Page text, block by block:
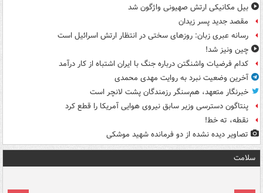
بیل مکانیکی ارتش صهیونی واژگون شد
مقصد جدید پسر زیدان
رسانه عبری زبان: روزهای سختی در انتظار ارتش اسرائیل است
چین ونیز شد!
کدام فرضیات واشنگتن درباره جنگ با ایران اشتباه از کار درآمد
آخرین وضعیت نبرد به روایت مهدی محمدی
خبرنگار متعهد، هم‌سنگر رزمندگان پشت لانچر است
پنتاگون دسترسی وزیر سابق نیروی هوایی آمریکا را قطع کرد
نقطه، ته خط!
تصاویر دیده‌ نشده از دو فرمانده شهید موشکی
سلامت